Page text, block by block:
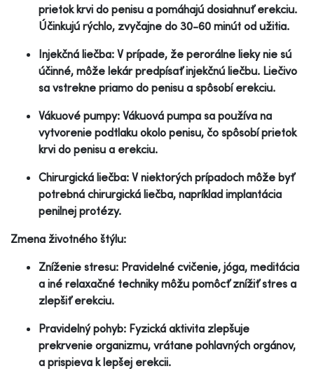
prietok krvi do penisu a pomáhajú dosiahnuť erekciu.
Účinkujú rýchlo, zvyčajne do 30-60 minút od užitia.
Injekčná liečba: V prípade, že perorálne lieky nie sú
účinné, môže lekár predpísať injekčnú liečbu. Liečivo
sa vstrekne priamo do penisu a spôsobí erekciu.
Vákuové pumpy: Vákuová pumpa sa používa na
vytvorenie podtlaku okolo penisu, čo spôsobí prietok
krvi do penisu a erekciu.
Chirurgická liečba: V niektorých prípadoch môže byť
potrebná chirurgická liečba, napríklad implantácia
penilnej protézy.
Zmena životného štýlu:
Zníženie stresu: Pravidelné cvičenie, jóga, meditácia
a iné relaxačné techniky môžu pomôcť znížiť stres a
zlepšiť erekciu.
Pravidelný pohyb: Fyzická aktivita zlepšuje
prekrvenie organizmu, vrátane pohlavných orgánov,
a prispieva k lepšej erekcii.